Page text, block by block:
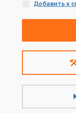
Добавить к